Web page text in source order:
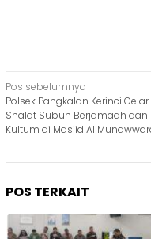
Navigasi
pos
Pos sebelumnya
Polsek Pangkalan Kerinci Gelar
Shalat Subuh Berjamaah dan
Kultum di Masjid Al
POS TERKAIT